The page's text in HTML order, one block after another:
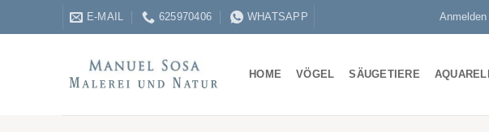
E-MAIL 625970406 WHATSAPP Anmelden
HOME VÖGEL SÄUGETIERE